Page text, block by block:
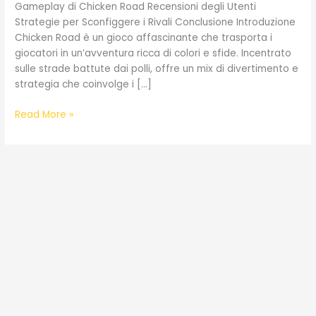
Gameplay di Chicken Road Recensioni degli Utenti
Strategie per Sconfiggere i Rivali Conclusione Introduzione
Chicken Road è un gioco affascinante che trasporta i
giocatori in un’avventura ricca di colori e sfide. Incentrato
sulle strade battute dai polli, offre un mix di divertimento e
strategia che coinvolge i […]
Avventure
Read More »